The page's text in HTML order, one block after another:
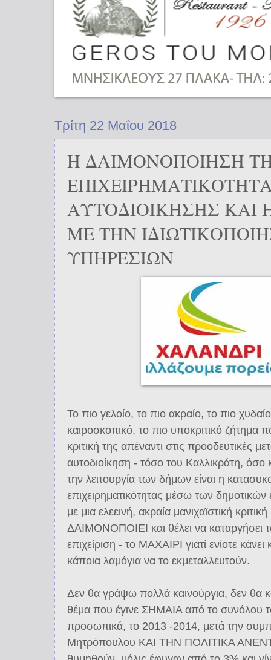
Τρίτη 22 Μαΐου 2018
Η ΔΑΙΜΟΝΟΠΟΙΗΣΗ
ΑΥΤΟΔΙΟΙΚΗΣΗΣ ΚΑΙ
ΜΕ ΤΗΝ
ΥΠΗΡΕΣΙΩΝ
Το πιο γελοίο, το πιο ακραίο, το πιο
καιροσκοπικό, το πιο υποκριτικό ζήτημα
κριτική της απέναντι στις προοδευτικές
αυτοδιοίκηση - τόσο του Καλλικράτη, όσο
την λειτουργία των δήμων είναι η
επιχειρηματικότητας μέσω των
με μια ελεεινή, ακραία μανιχαϊστική
ΔΑΙΜΟΝΟΠΟΙΕΙ και θέλει να καταργήσει
επιχείριση - το ΜΑΧΑΙΡΙ γιατί ενίοτε
κάποια λαμόγια να το εκμεταλλευτούν.
Δεν θα γράψω πολλά καινούργια, δεν θα
θέμα που έγινε ΣΗΜΑΙΑ από το συνόλου
προσωπικά, το 2013 -2014, μετά την
Μητρόπουλου ΚΑΙ ΤΗΝ ΠΟΛΙΤΙΚΑ